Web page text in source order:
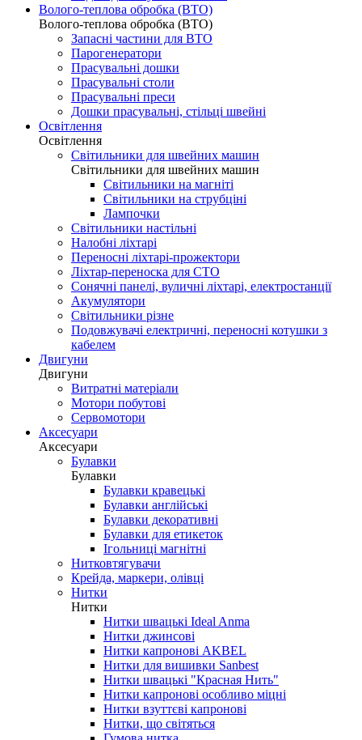
Волого-теплова обробка (ВТО)
Волого-теплова обробка (ВТО)
Запасні частини для ВТО
Парогенератори
Прасувальні дошки
Прасувальні столи
Прасувальні преси
Дошки прасувальні, стільці швейні
Освітлення
Освітлення
Світильники для швейних машин
Світильники для швейних машин
Світильники на магніті
Світильники на струбціні
Лампочки
Світильники настільні
Налобні ліхтарі
Переносні ліхтарі-прожектори
Ліхтар-переноска для СТО
Сонячні панелі, вуличні ліхтарі, електростанції
Акумулятори
Світильники різне
Подовжувачі електричні, переносні котушки з
кабелем
Двигуни
Двигуни
Витратні матеріали
Мотори побутові
Сервомотори
Аксесуари
Аксесуари
Булавки
Булавки
Булавки кравецькі
Булавки англійські
Булавки декоративні
Булавки для етикеток
Ігольниці магнітні
Нитковтягувачи
Крейда, маркери, олівці
Нитки
Нитки
Нитки швацькі Ideal Anma
Нитки джинсові
Нитки капронові AKBEL
Нитки для вишивки Sanbest
Нитки швацькі "Красная Нить"
Нитки капронові особливо міцні
Нитки взуттєві капронові
Нитки, що світяться